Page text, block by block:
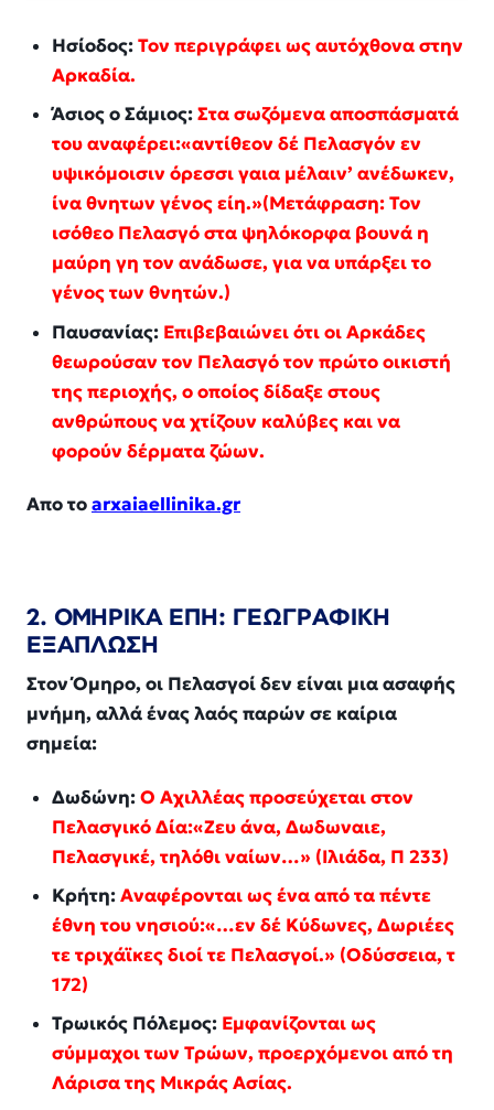
Ησίοδος:Τον περιγράφει ως αυτόχθονα στην
Αρκαδία.
Άσιος ο Σάμιος:Στα σωζόμενα αποσπάσματά
του αναφέρει:«αντίθεον δέ Πελασγόν εν
υψικόμοισιν όρεσσι γαια μέλαιν’ ανέδωκεν,
ίνα θνητων γένος είη.»(Μετάφραση: Τον
ισόθεο Πελασγό στα ψηλόκορφα βουνά η
μαύρη γη τον ανάδωσε, για να υπάρξει το
γένος των θνητών.)
Παυσανίας: Επιβεβαιώνει ότι οι Αρκάδες
θεωρούσαν τον Πελασγό τον πρώτο οικιστή
της περιοχής, ο οποίος δίδαξε στους
ανθρώπους να χτίζουν καλύβες και να
φορούν δέρματα ζώων.
Απο τοarxaiaellinika.gr
2. ΟΜΗΡΙΚΑ ΕΠΗ: ΓΕΩΓΡΑΦΙΚΗ
ΕΞΑΠΛΩΣΗ
Στον Όμηρο, οι Πελασγοί δεν είναι μια ασαφής
μνήμη, αλλά ένας λαός παρών σε καίρια
σημεία:
Δωδώνη:Ο Αχιλλέας προσεύχεται στον
Πελασγικό Δία:«Ζευ άνα, Δωδωναιε,
Πελασγικέ, τηλόθι ναίων…» (Ιλιάδα, Π 233)
Κρήτη:Αναφέρονται ως ένα από τα πέντε
έθνη του νησιού:«…εν δέ Κύδωνες, Δωριέες
τε τριχάϊκες διοί τε Πελασγοί.» (Οδύσσεια, τ
172)
Τρωικός Πόλεμος: Εμφανίζονται ως
σύμμαχοι των Τρώων, προερχόμενοι από τη
Λάρισα της Μικράς Ασίας.